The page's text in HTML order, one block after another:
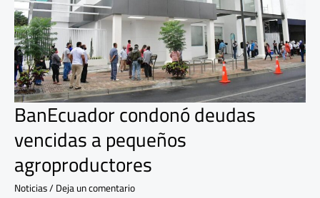
BanEcuador condonó deudas
vencidas a pequeños
agroproductores
Noticias/Deja un comentario